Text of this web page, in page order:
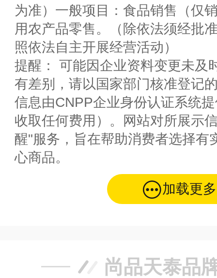
为准）一般项目：食品销售（仅
用农产品零售。（除依法须经批
照依法自主开展经营活动）
提醒： 可能因企业资料变更未及
有差别，请以国家部门核准登记
信息由CNPP企业身份认证系统
收取任何费用）。网站对所展示
醒"服务，旨在帮助消费者选择有
心商品。
加载更多
尚品天泰品